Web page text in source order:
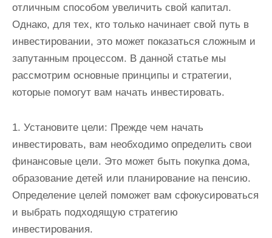
отличным способом увеличить свой капитал.
Однако, для тех, кто только начинает свой путь в
инвестировании, это может показаться сложным и
запутанным процессом. В данной статье мы
рассмотрим основные принципы и стратегии,
которые помогут вам начать инвестировать.
1. Установите цели: Прежде чем начать
инвестировать, вам необходимо определить свои
финансовые цели. Это может быть покупка дома,
образование детей или планирование на пенсию.
Определение целей поможет вам сфокусироваться
и выбрать подходящую стратегию
инвестирования.